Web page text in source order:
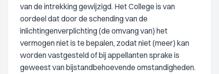
van de intrekking gewijzigd. Het College is van
oordeel dat door de schending van de
inlichtingenverplichting (de omvang van) het
vermogen niet is te bepalen, zodat niet (meer) kan
worden vastgesteld of bij appellanten sprake is
geweest van bijstandbehoevende omstandigheden.